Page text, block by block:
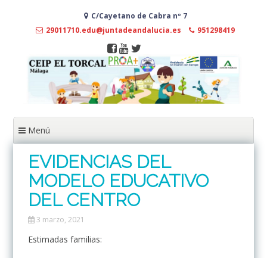
contenido
C/Cayetano de Cabra nº 7
29011710.edu@juntadeandalucia.es
951298419
Menú
EVIDENCIAS DEL
MODELO EDUCATIVO
DEL CENTRO
3 marzo, 2021
Estimadas familias: